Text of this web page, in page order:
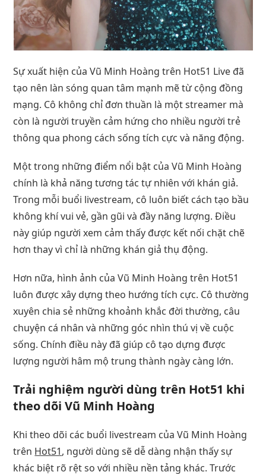
Sự xuất hiện của Vũ Minh Hoàng trên Hot51 Live đã
tạo nên làn sóng quan tâm mạnh mẽ từ cộng đồng
mạng. Cô không chỉ đơn thuần là một streamer mà
còn là người truyền cảm hứng cho nhiều người trẻ
thông qua phong cách sống tích cực và năng động.
Một trong những điểm nổi bật của Vũ Minh Hoàng
chính là khả năng tương tác tự nhiên với khán giả.
Trong mỗi buổi livestream, cô luôn biết cách tạo bầu
không khí vui vẻ, gần gũi và đầy năng lượng. Điều
này giúp người xem cảm thấy được kết nối chặt chẽ
hơn thay vì chỉ là những khán giả thụ động.
Hơn nữa, hình ảnh của Vũ Minh Hoàng trên Hot51
luôn được xây dựng theo hướng tích cực. Cô thường
xuyên chia sẻ những khoảnh khắc đời thường, câu
chuyện cá nhân và những góc nhìn thú vị về cuộc
sống. Chính điều này đã giúp cô tạo dựng được
lượng người hâm mộ trung thành ngày càng lớn.
Trải nghiệm người dùng trên Hot51 khi
theo dõi Vũ Minh Hoàng
Khi theo dõi các buổi livestream của Vũ Minh Hoàng
trên Hot51, người dùng sẽ dễ dàng nhận thấy sự
khác biệt rõ rệt so với nhiều nền tảng khác. Trước